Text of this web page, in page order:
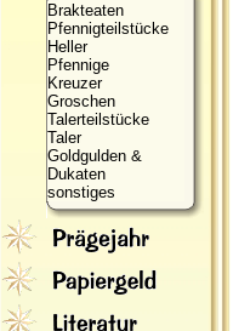
Brakteaten
Pfennigteilstücke
Heller
Pfennige
Kreuzer
Groschen
Talerteilstücke
Taler
Goldgulden &
Dukaten
sonstiges